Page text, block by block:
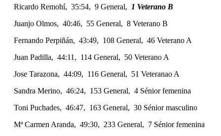
Ricardo Remohí, 35:54, 9 General,
1 Veterano B
Juanjo Olmos, 40:46, 55 General, 8 Veterano B
Fernando Perpiñán, 43:49, 108 General, 46 Veterano A
Juan Padilla, 44:11, 114 General, 50 Veterano A
Jose Tarazona, 44:09, 116 General, 51 Veteranao A
Sandra Merino, 46:24, 153 General, 4 Sénior femenina
Toni Puchades, 46:47, 163 General, 30 Sénior masculino
Mª Carmen Aranda, 49:30, 233 General, 7 Sénior femenina